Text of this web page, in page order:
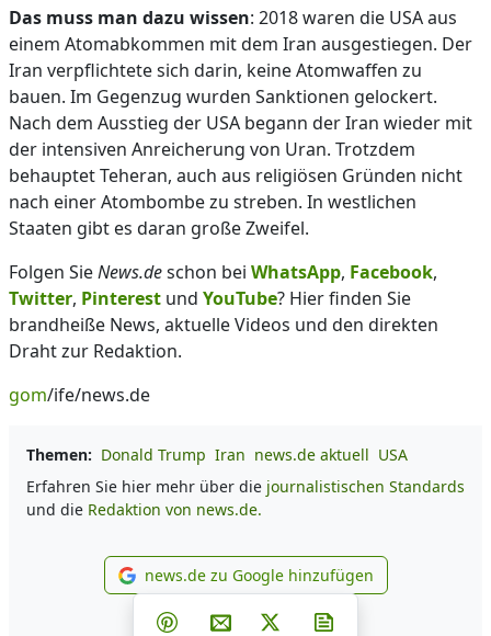
Das muss man dazu wissen: 2018 waren die USA aus
einem Atomabkommen mit dem Iran ausgestiegen. Der
Iran verpflichtete sich darin, keine Atomwaffen zu
bauen. Im Gegenzug wurden Sanktionen gelockert.
Nach dem Ausstieg der USA begann der Iran wieder mit
der intensiven Anreicherung von Uran. Trotzdem
behauptet Teheran, auch aus religiösen Gründen nicht
nach einer Atombombe zu streben. In westlichen
Staaten gibt es daran große Zweifel.
Folgen SieNews.deschon bei WhatsApp, Facebook,
Twitter, Pinterest und YouTube? Hier finden Sie
brandheiße News, aktuelle Videos und den direkten
Draht zur Redaktion.
gom/ife/news.de
Themen: Donald Trump Iran news.de aktuell USA
Erfahren Sie hier mehr über die journalistischen Standards
und die Redaktion von news.de.
news.de zu Google
news.de zu Google hinzufügen
Teilen auf Facebook
Teilen auf Whatsapp
Teilen auf Telegram
Teilen auf Pinterest
Per E-Mail teilen
Post auf X